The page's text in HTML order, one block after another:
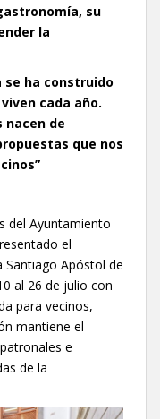
su
la
se ha construido
cada año.
nacen de
que nos
del Ayuntamiento
el
Santiago Apóstol de
al 26 de julio con
para vecinos,
mantiene el
e
de la